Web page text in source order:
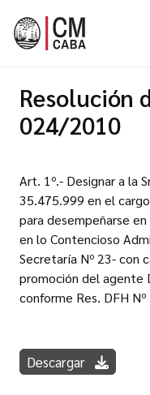
Resolución
024/2010
Art. 1º.- Designar a la
35.475.999 en el
para desempeñarse
en lo Contencioso
Secretaría Nº 23- con
promoción del agente
conforme Res. DFH
Descargar